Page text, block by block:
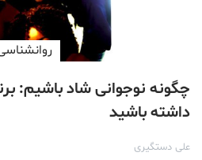
چگونه نوجوانی شاد باشیم:
داشته باشید
علی دستگیری